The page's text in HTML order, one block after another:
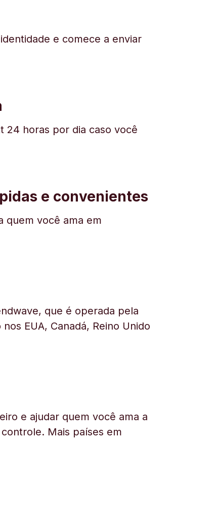
e comece a enviar
24 horas por dia caso você
e convenientes
quem você ama em
que é operada pela
EUA, Canadá, Reino Unido
e ajudar quem você ama a
Mais países em